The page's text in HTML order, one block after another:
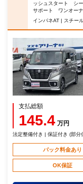
ッシュスタート シ
サポート ワンオー
インパネAT | スチー
支払総額
145.4 万円
法定整備付き | 保証付き (部
パック料金あり
OK保証